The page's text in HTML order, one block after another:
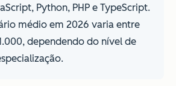
Python, PHP e TypeScript.
médio em 2026 varia entre
dependendo do nível de